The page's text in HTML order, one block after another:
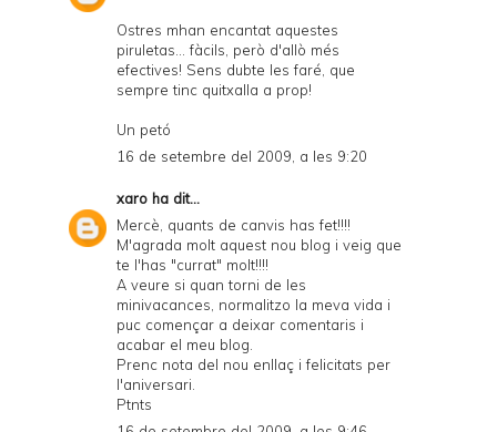
Ostres mhan encantat aquestes
piruletas... fàcils, però d'allò més
efectives! Sens dubte les faré, que
sempre tinc quitxalla a prop!
Un petó
16 de setembre del 2009, a les 9:20
xaro ha dit...
Mercè, quants de canvis has fet!!!!
M'agrada molt aquest nou blog i veig que
te l'has "currat" molt!!!!
A veure si quan torni de les
minivacances, normalitzo la meva vida i
puc començar a deixar comentaris i
acabar el meu blog.
Prenc nota del nou enllaç i felicitats per
l'aniversari.
Ptnts